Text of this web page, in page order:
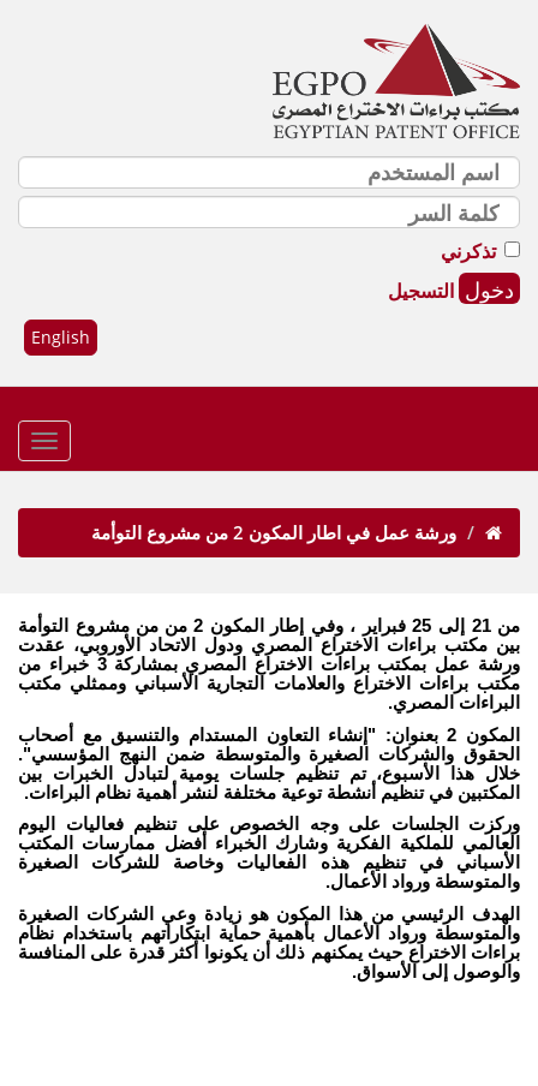
تذكرني
التسجيل
English
ورشة عمل في اطار المكون 2 من مشروع التوأمة
من 21 إلى 25 فبراير ، وفي إطار المكون 2 من
من مشروع التوأمة
بين مكتب براءات الاختراع المصري ودول الاتحاد الأوروبي، عقدت
ورشة عمل بمكتب براءات الاختراع المصري
بمشاركة 3 خبراء من
مكتب براءات الاختراع والعلامات التجارية الأسباني وممثلي مكتب
البراءات المصري.
المكون 2 بعنوان: "إنشاء التعاون المستدام والتنسيق مع أصحاب
الحقوق والشركات الصغيرة والمتوسطة ضمن النهج المؤسسي".
خلال هذا الأسبوع، تم تنظيم جلسات يومية لتبادل الخبرات بين
المكتبين في تنظيم أنشطة توعية مختلفة لنشر أهمية نظام البراءات.
وركزت الجلسات على وجه الخصوص على تنظيم فعاليات اليوم
العالمي للملكية الفكرية وشارك الخبراء أفضل ممارسات المكتب
الأسباني في تنظيم هذه الفعاليات وخاصة للشركات الصغيرة
والمتوسطة ورواد الأعمال.
الهدف الرئيسي من هذا المكون هو زيادة وعي الشركات الصغيرة
والمتوسطة ورواد الأعمال بأهمية حماية ابتكاراتهم باستخدام نظام
براءات الاختراع حيث يمكنهم ذلك أن يكونوا أكثر قدرة على المنافسة
والوصول إلى الأسواق.